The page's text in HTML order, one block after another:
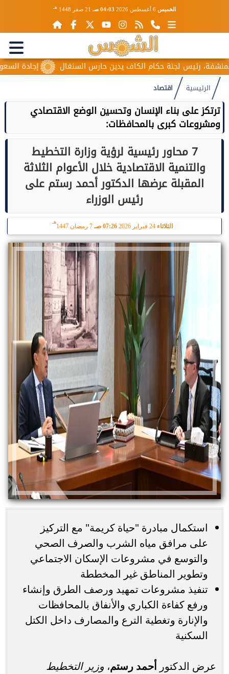
الخميس 04:03 صـ 21 صفر 1448 هـ
إجادة السعودية للطيران تُطلق ”درعاً يدين حارس السنغال
الرئيسية اقتصاد
ترتكز على بناء الإنسان وتحسين الوضع الاقتصادي
ومشروعات كبرى بالمحافظات:
7 محاور رئيسية لرؤية وزارة التخطيط
والتنمية الاقتصادية خلال الأعوام الثلاثة
المقبلة عرضها الدكتور أحمد رستم على
رئيس الوزراء
الثلاثاء 07:26 صـ 7 رمضان 1447
هـ
استكمال مبادرة "حياة كريمة" مع التركيز
على مرافق مياه الشرب والصرف الصحي
والتوسع في مشروعات الإسكان الاجتماعي
وتطوير المناطق غير المخططة
تنفيذ مشروعات تمهيد ورصف الطرق وإنشاء
ورفع كفاءة الكباري والأنفاق بالمحافظات
والإنارة وتغطية الترع والمصارف داخل الكتل
السكنية
عرض الدكتور أحمد رستم، وزير التخطيط